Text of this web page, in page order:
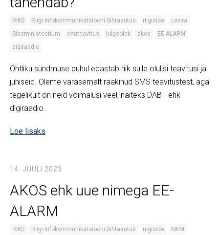
RIKS Riigi Infokommunikatsiooni Sihtasutus riigiside
Levira
Siseministeerium
ohuteavitus julgeolek akos
EE-ALARM
digiraadio
Ohtliku sündmuse puhul edastab riik sulle olulisi teavitusi ja
juhiseid. Oleme varasemalt rääkinud SMS teavitustest, aga
tegelikult on neid võimalusi veel, näiteks DAB+ ehk
digiraadio.
Loe lisaks
14. JUULI 2023
AKOS ehk uue nimega EE-
ALARM
RIKS Riigi Infokommunikatsiooni Sihtasutus riigiside
MKM